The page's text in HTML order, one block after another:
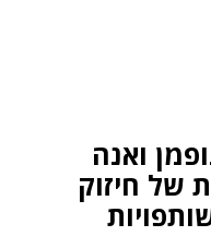
ואנה
של חיזוק